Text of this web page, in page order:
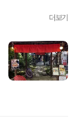
더보기